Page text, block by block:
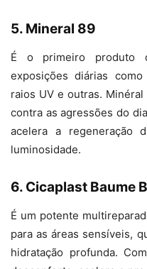
5. Mineral 89
É o primeiro produto
exposições diárias
raios UV e outras.
contra as agressões do
acelera a regeneração
luminosidade.
6. Cicaplast Baume
É um potente
para as áreas sensíveis,
hidratação profunda.